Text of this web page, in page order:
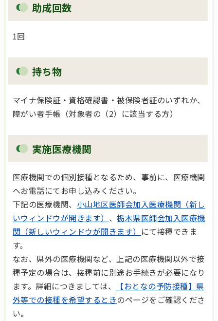
助成回数
1回
持ち物
マイナ保険証・資格確認書・被保険者証のいずれか、
障がい者手帳（対象者の（2）に該当する方）
実施医療機関
医療機関での個別接種となるため、事前に、医療機関
へお電話にてお申し込みください。
下記の医療機関、 小山地区医師会加入医療機関（新し
いウィンドウが開きます） 、栃木県医師会加入医療機
関（新しいウィンドウが開きます） にて接種できま
す。
なお、県外の医療機関など、上記の医療機関以外で接
種予定の場合は、接種前に別途お手続きが必要になり
ます。詳細につきましては、
【おとなの予防接種】県
外等での接種を希望するときのページをご確認くださ
い。